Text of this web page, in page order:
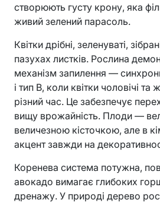
створюють густу крону, яка
живий зелений парасоль.
Квітки дрібні, зеленуваті,
пазухах листків. Рослина
механізм запилення —
і тип В, коли квітки чоловічі та
різний час. Це забезпечує
вищу врожайність. Плоди —
величезною кісточкою, але в
акцент завжди на
Коренева система потужна,
авокадо вимагає глибоких
дренажу. У природі дерево